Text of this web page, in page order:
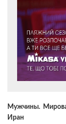
Мужчины.
Иран